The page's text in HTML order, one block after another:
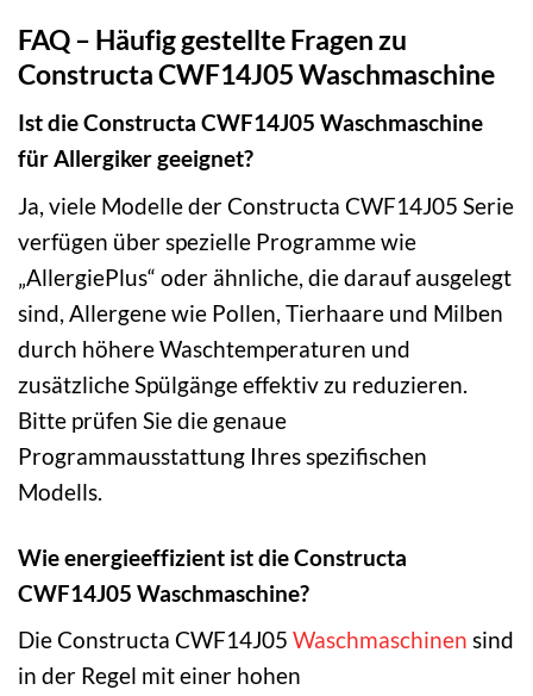
FAQ – Häufig gestellte Fragen zu
Constructa CWF14J05 Waschmaschine
Ist die Constructa CWF14J05 Waschmaschine
für Allergiker geeignet?
Ja, viele Modelle der Constructa CWF14J05 Serie
verfügen über spezielle Programme wie
„AllergiePlus“ oder ähnliche, die darauf ausgelegt
sind, Allergene wie Pollen, Tierhaare und Milben
durch höhere Waschtemperaturen und
zusätzliche Spülgänge effektiv zu reduzieren.
Bitte prüfen Sie die genaue
Programmausstattung Ihres spezifischen
Modells.
Wie energieeffizient ist die Constructa
CWF14J05 Waschmaschine?
Die Constructa CWF14J05 Waschmaschinen sind
in der Regel mit einer hohen